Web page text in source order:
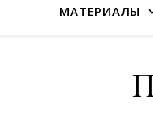
МАТЕРИАЛЫ